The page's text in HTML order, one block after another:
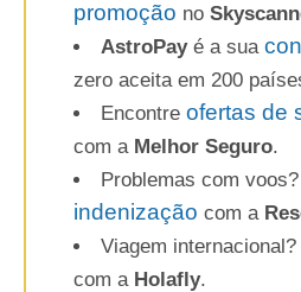
promoção no
AstroPayé a sua
zero aceita em 200
Encontre ofertas de
com a Melhor Seguro.
Problemas com voos?
indenização com a
Viagem internacional?
com a Holafly.